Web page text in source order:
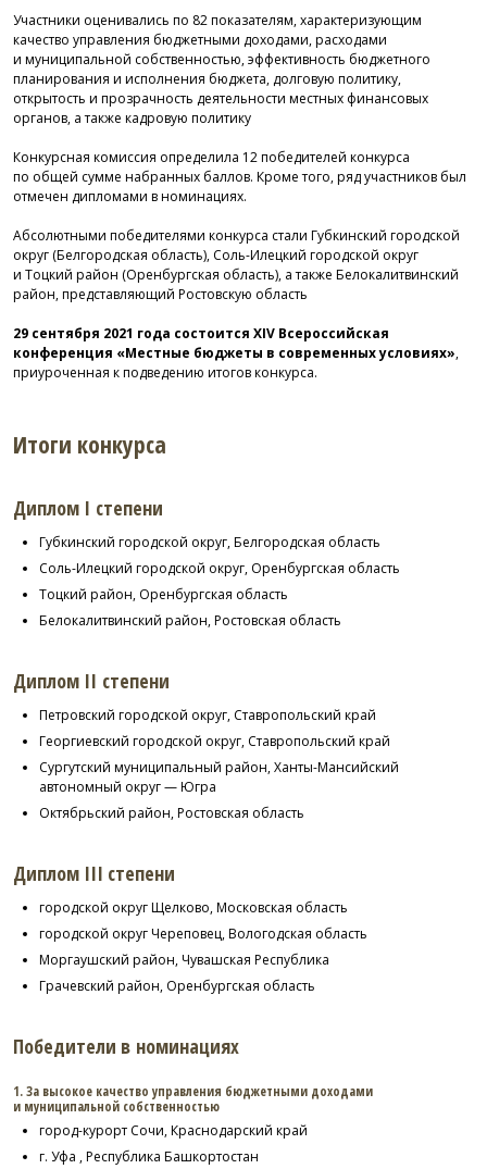
Участники оценивались по 82 показателям, характеризующим
качество управления бюджетными доходами, расходами
и муниципальной собственностью, эффективность бюджетного
планирования и исполнения бюджета, долговую политику,
открытость и прозрачность деятельности местных финансовых
органов, а также кадровую политику
Конкурсная комиссия определила 12 победителей конкурса
по общей сумме набранных баллов. Кроме того, ряд участников был
отмечен дипломами в номинациях.
Абсолютными победителями конкурса стали Губкинский городской
округ (Белгородская область), Соль-Илецкий городской округ
и Тоцкий район (Оренбургская область), а также Белокалитвинский
район, представляющий Ростовскую область
29 сентября 2021 года состоится XIV Всероссийская
конференция «Местные бюджеты в современных условиях»,
приуроченная к подведению итогов конкурса.
Итоги конкурса
Диплом I степени
Губкинский городской округ, Белгородская область
Соль-Илецкий городской округ, Оренбургская область
Тоцкий район, Оренбургская область
Белокалитвинский район, Ростовская область
Диплом II степени
Петровский городской округ, Ставропольский край
Георгиевский городской округ, Ставропольский край
Сургутский муниципальный район, Ханты-Мансийский
автономный округ — Югра
Октябрьский район, Ростовская область
Диплом III степени
городской округ Щелково, Московская область
городской округ Череповец, Вологодская область
Моргаушский район, Чувашская Республика
Грачевский район, Оренбургская область
Победители в номинациях
1. За высокое качество управления бюджетными доходами
и муниципальной собственностью
город-курорт Сочи, Краснодарский край
г. Уфа , Республика Башкортостан